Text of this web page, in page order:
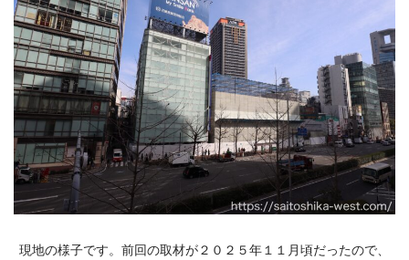
現地の様子です。前回の取材が２０２５年１１月頃だったので、